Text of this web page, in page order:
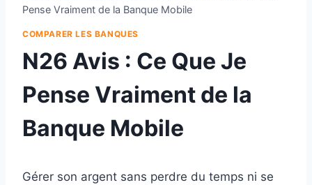
Pense Vraiment de la Banque Mobile
COMPARER LES BANQUES
N26 Avis : Ce Que Je
Pense Vraiment de la
Banque Mobile
Gérer son argent sans perdre du temps ni se